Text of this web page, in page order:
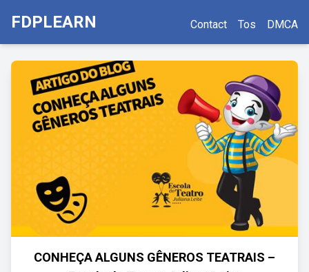
FDPLEARN Contact Tos DMCA
CONHEÇA ALGUNS GÊNEROS TEATRAIS –